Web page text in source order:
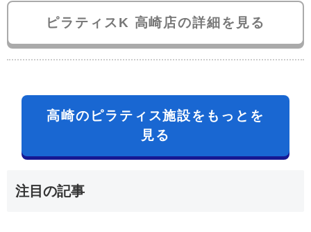
ピラティスK 高崎店の詳細を見る
高崎のピラティス施設をもっとを
見る
注目の記事